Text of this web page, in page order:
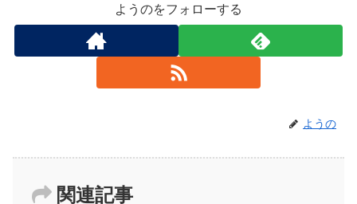
ようのをフォローする
ようの
関連記事